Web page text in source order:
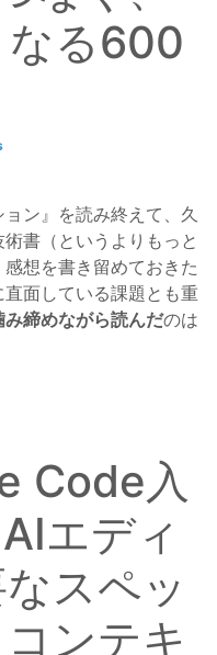
なる600
ョン』を読み終えて、久
書（というよりもっと
想を書き留めておきた
面している課題とも重
み締めながら読んだのは
Code入
エディ
スペッ
ンテキ